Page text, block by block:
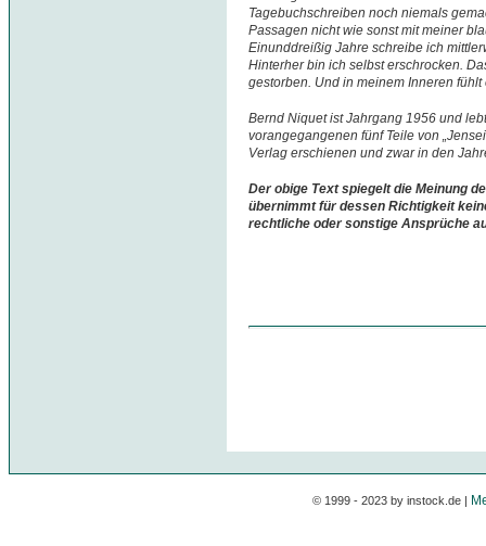
Tagebuchschreiben noch niemals
Passagen nicht wie sonst mit meiner
Einunddreißig Jahre schreibe ich
Hinterher bin ich selbst erschrocken.
gestorben. Und in meinem Inneren fühlt
Bernd Niquet ist Jahrgang 1956 und
vorangegangenen fünf Teile von
Verlag erschienen und zwar in den
Der obige Text spiegelt die Meinung
übernimmt für dessen Richtigkeit
rechtliche oder sonstige Ansprüche
© 1999 - 2023 by instock.de |